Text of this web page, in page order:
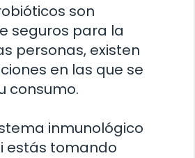
son
seguros para la
personas, existen
en las que se
consumo.
inmunológico
estás tomando